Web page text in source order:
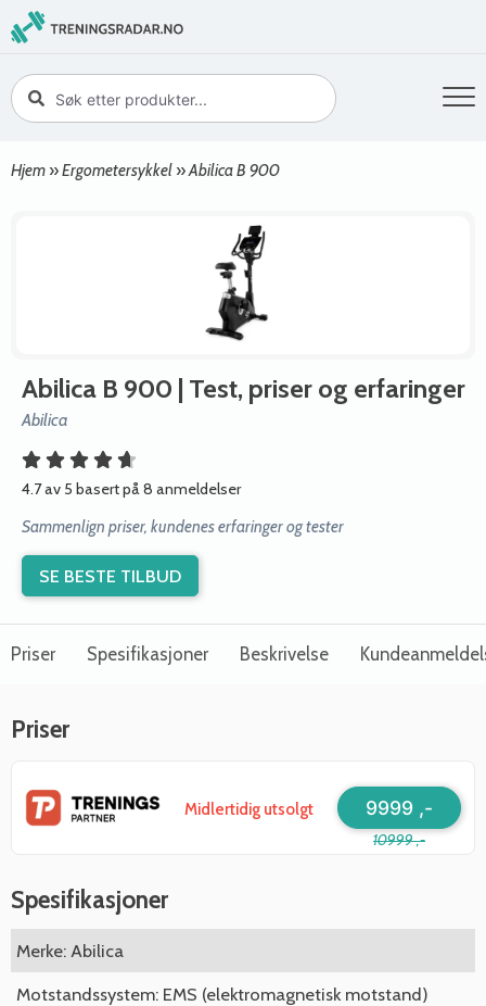
Hjem »Ergometersykkel »Abilica B 900
Abilica B 900 | Test, priser og erfaringer
Abilica
4.7 av 5 basert på 8 anmeldelser
Sammenlign priser, kundenes erfaringer og tester
SE BESTE TILBUD
Priser Spesifikasjoner Beskrivelse
Priser
Midlertidig utsolgt
10999 ,-
9999 ,-
Spesifikasjoner
Merke: Abilica
Motstandssystem: EMS (elektromagnetisk motstand)